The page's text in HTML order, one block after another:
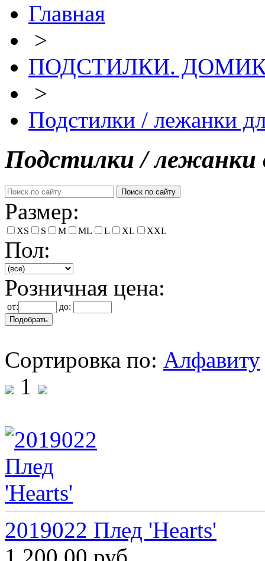
Главная
>
ПОДСТИЛКИ. ДОМИКИ
>
Подстилки / лежанки
Подстилки / лежанки
Размер:
XS S M ML L XL XXL
Пол:
Розничная цена:
от: до:
Сортировка по: Алфавиту
1
2019022 Плед 'Hearts'